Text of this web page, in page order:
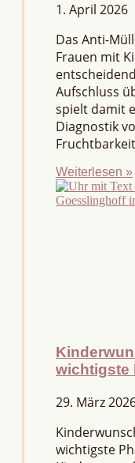
1. April 2026
Das Anti-
Frauen mit
Aufschluss
spielt damit
Diagnostik
Weiterlesen »
wichtigste
29. März
wichtigste